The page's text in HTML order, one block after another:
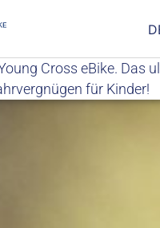
Cross eBike. Das
für Kinder!